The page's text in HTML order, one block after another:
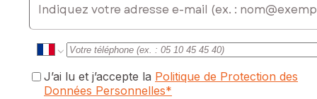
Les informations sur les risques auxquels ce bien est
exposé sont disponibles sur le site Géorisques :
Honoraires charge vendeur
J’ai lu et j’accepte la Politique de Protection des
Données Personnelles*